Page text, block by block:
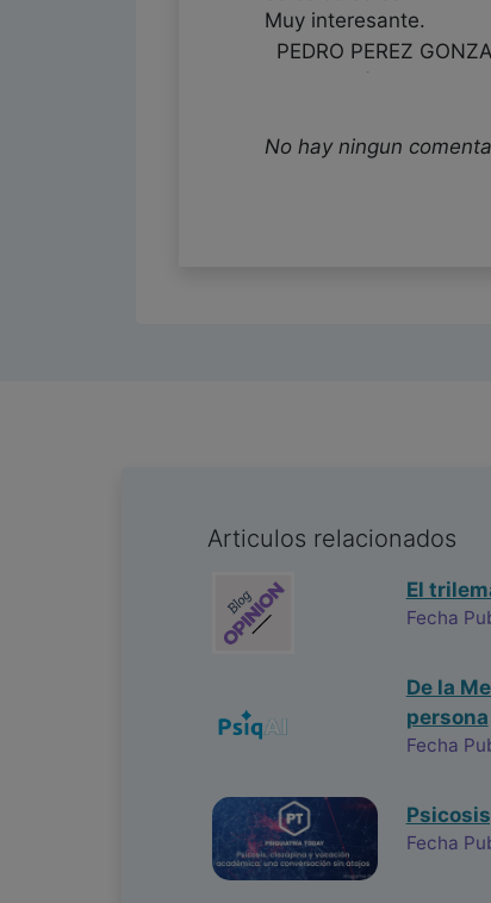
Muy interesante.
PEDRO PEREZ
No hay ningun
Articulos relacionados
El
Fecha
De la
persona
Fecha
Fecha